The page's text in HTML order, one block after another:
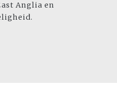
Anglia en